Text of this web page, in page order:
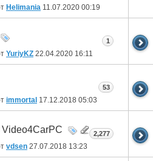
Helimania 11.07.2020 00:19
YuriyKZ 22.04.2020 16:11
1
immortal 17.12.2018 05:03
53
vdsen 27.07.2018 13:23
2,277